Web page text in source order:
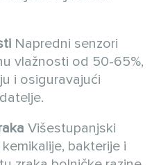
Napredni senzori
vlažnosti od 50-65%,
i osiguravajući
Višestupanjski
bakterije i